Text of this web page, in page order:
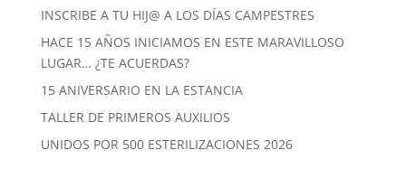
INSCRIBE A TU HIJ@ A LOS DÍAS CAMPESTRES
HACE 15 AÑOS INICIAMOS EN ESTE MARAVILLOSO
LUGAR… ¿TE ACUERDAS?
15 ANIVERSARIO EN LA ESTANCIA
TALLER DE PRIMEROS AUXILIOS
UNIDOS POR 500 ESTERILIZACIONES 2026